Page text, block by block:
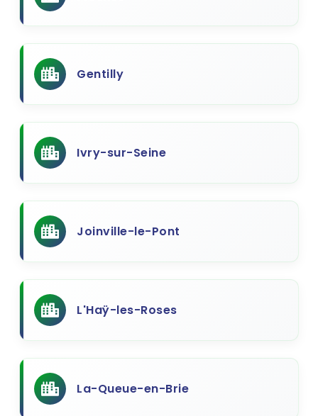
Gentilly
Ivry-sur-Seine
Joinville-le-Pont
L'Haÿ-les-Roses
La-Queue-en-Brie